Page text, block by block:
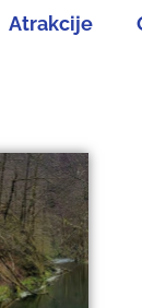
Atrakcije